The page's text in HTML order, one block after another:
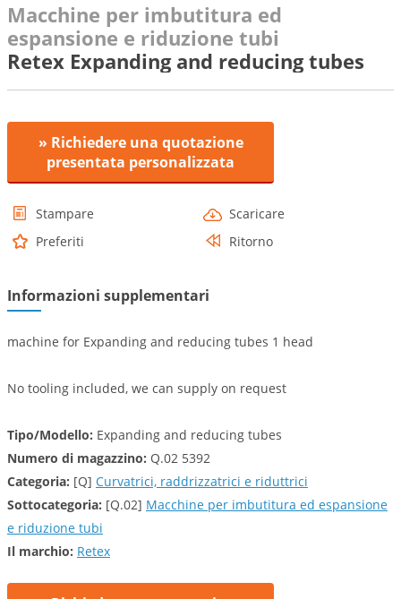
Macchine per imbutitura ed
espansione e riduzione tubi
Retex Expanding and reducing tubes
» Richiedere una quotazione
presentata personalizzata
Stampare
Scaricare
Preferiti
Ritorno
Informazioni supplementari
machine for Expanding and reducing tubes 1 head
No tooling included, we can supply on request
Tipo/Modello: Expanding and reducing tubes
Numero di magazzino: Q.02 5392
Categoria: [Q] Curvatrici, raddrizzatrici e riduttrici
Sottocategoria: [Q.02] Macchine per imbutitura ed espansione
e riduzione tubi
Il marchio: Retex